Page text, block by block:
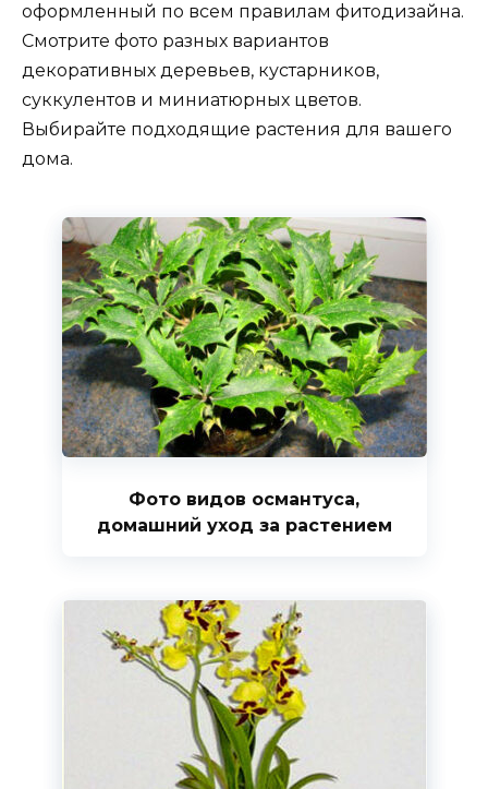
оформленный по всем правилам фитодизайна.
Смотрите фото разных вариантов
декоративных деревьев, кустарников,
суккулентов и миниатюрных цветов.
Выбирайте подходящие растения для вашего
дома.
Фото видов османтуса,
домашний уход за растением